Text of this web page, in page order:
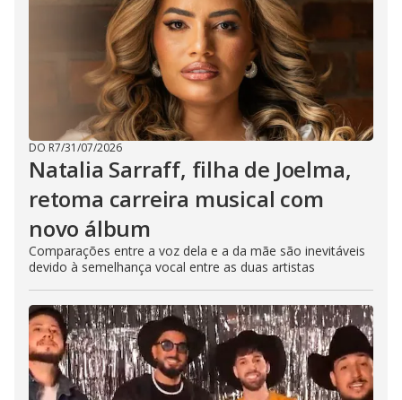
DO R7/31/07/2026
Natalia Sarraff, filha de Joelma,
retoma carreira musical com
novo álbum
Comparações entre a voz dela e a da mãe são inevitáveis
devido à semelhança vocal entre as duas artistas